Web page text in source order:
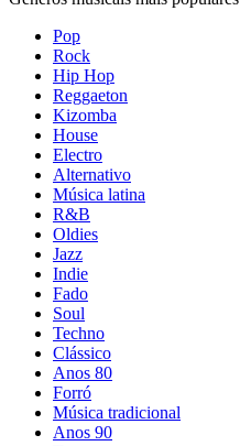
Pop
Rock
Hip Hop
Reggaeton
Kizomba
House
Electro
Alternativo
Música latina
R&B
Oldies
Jazz
Indie
Fado
Soul
Techno
Clássico
Anos 80
Forró
Música tradicional
Anos 90